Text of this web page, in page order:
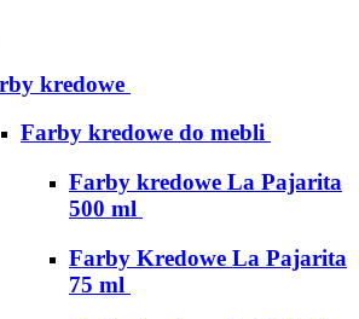
kredowe
Farby kredowe do mebli
Farby kredowe La Pajarita
500 ml
Farby Kredowe La Pajarita
75 ml